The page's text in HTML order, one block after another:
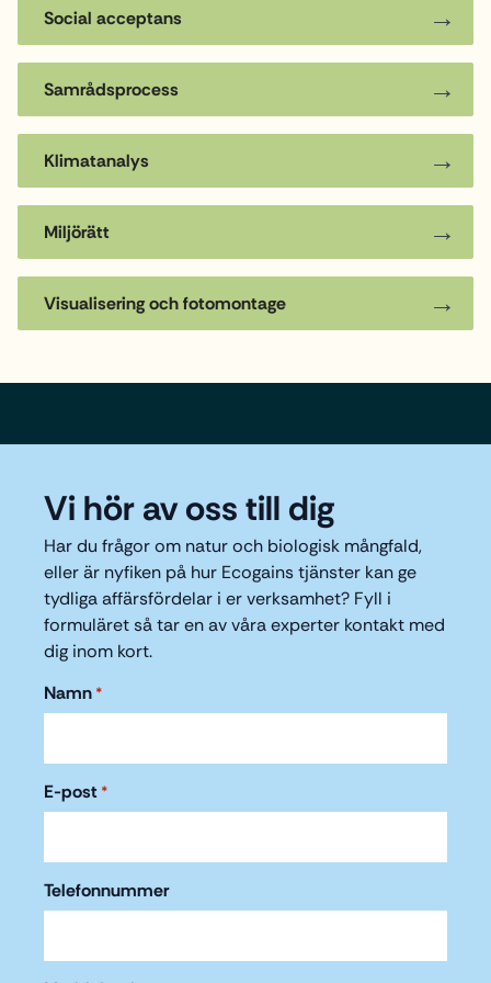
Social acceptans
Samrådsprocess
Klimatanalys
Miljörätt
Visualisering och fotomontage
Vi hör av oss till dig
Har du frågor om natur och biologisk mångfald,
eller är nyfiken på hur Ecogains tjänster kan ge
tydliga affärsfördelar i er verksamhet? Fyll i
formuläret så tar en av våra experter kontakt med
dig inom kort.
Namn *
E-post *
Telefonnummer